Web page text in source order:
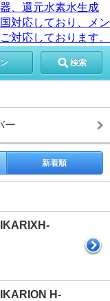
検索
ー
新着順
H-